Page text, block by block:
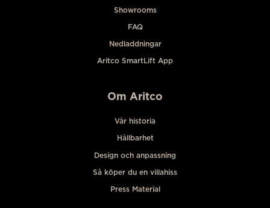
Showrooms
FAQ
Nedladdningar
Aritco SmartLift App
Om Aritco
Vår historia
Hållbarhet
Design och anpassning
Så köper du en villahiss
Press Material